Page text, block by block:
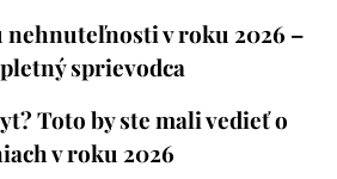
nehnuteľnosti v roku 2026 –
sprievodca
Toto by ste mali vedieť o
v roku 2026